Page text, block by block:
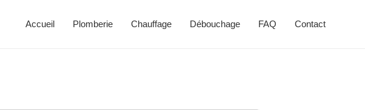
Accueil Plomberie Chauffage Débouchage FAQ Contact